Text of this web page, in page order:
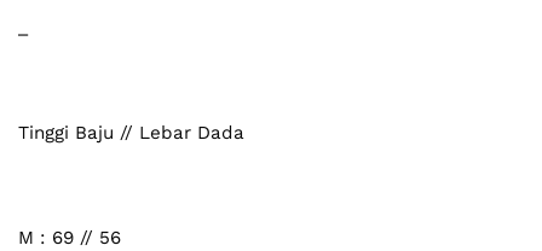
Tinggi Baju // Lebar Dada
M : 69 // 56